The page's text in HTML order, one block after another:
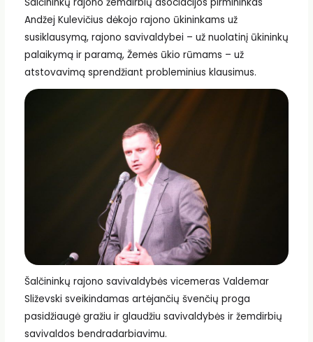
Šalčininkų rajono žemdirbių asociacijos pirmininkas
Andžej Kulevičius dėkojo rajono ūkininkams už
susiklausymą, rajono savivaldybei – už nuolatinį ūkininkų
palaikymą ir paramą, Žemės ūkio rūmams – už
atstovavimą sprendžiant probleminius klausimus.
Šalčininkų rajono savivaldybės vicemeras Valdemar
Sliževski sveikindamas artėjančių švenčių proga
pasidžiaugė gražiu ir glaudžiu savivaldybės ir žemdirbių
savivaldos bendradarbiavimu.